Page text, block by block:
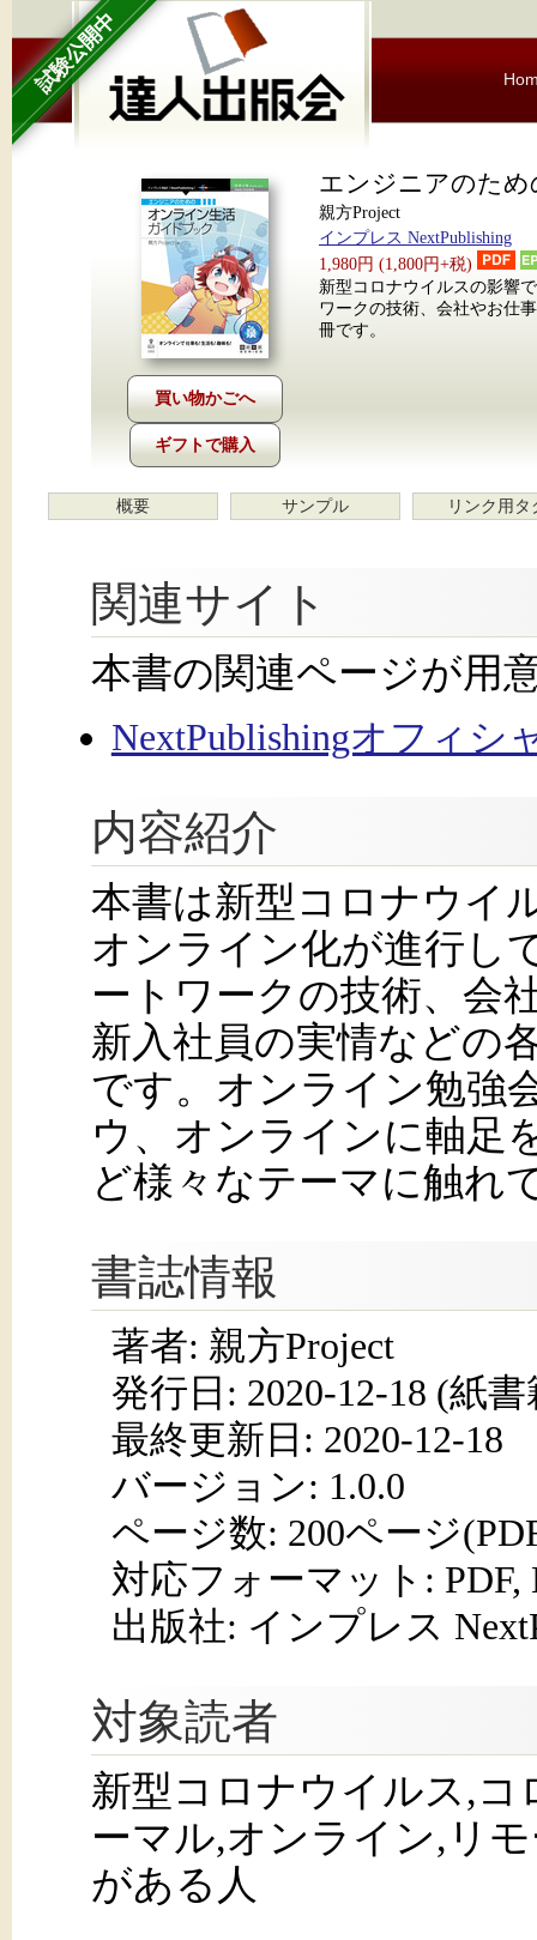
試験公開中
ギフトで購入
エンジニアのた
親方Project
インプレス NextPublishing
1,980円 (1,800円+税)
新型コロナウイルスの影響
ワークの技術、会社やお仕
冊です。
概要 サンプル リンク用タ
関連サイト
本書の関連ページが用
NextPublishingオフィシ
内容紹介
本書は新型コロナウイ
オンライン化が進行し
ートワークの技術、会
新入社員の実情などの
です。オンライン勉強
ウ、オンラインに軸足
ど様々なテーマに触れ
書誌情報
著者: 親方Project
発行日: 2020-12-18 (紙書
最終更新日: 2020-12-18
バージョン: 1.0.0
ページ数: 200ページ
対応フォーマット: PDF,
出版社: インプレス
対象読者
新型コロナウイルス,コ
ーマル,オンライン,リ
がある人